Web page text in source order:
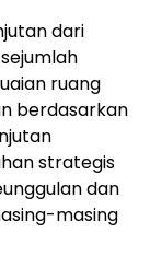
dari
ruang
berdasarkan
strategis
dan
masing